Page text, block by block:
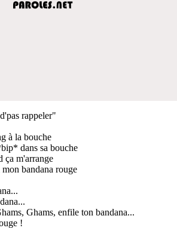
rappeler"
à la bouche
dans sa bouche
ça m'arrange
bandana rouge
Ghams, enfile ton bandana...
!